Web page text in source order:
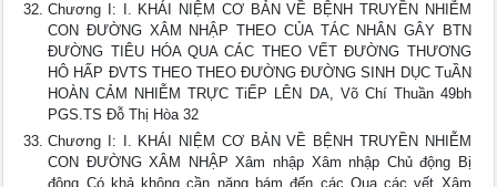
Chương I: I. KHÁI NIỆM CƠ BẢN VỀ BỆNH TRUYỀN NHIỄM
CON ĐƯỜNG XÂM NHẬP THEO CỦA TÁC NHÂN GÂY BTN
ĐƯỜNG TIÊU HÓA QUA CÁC THEO VẾT ĐƯỜNG THƯƠNG
HÔ HẤP ĐVTS THEO THEO ĐƯỜNG ĐƯỜNG SINH DỤC TuẦN
HOÀN CẢM NHIỄM TRỰC TiẾP LÊN DA, Võ Chí Thuần 49bh
PGS.TS Đỗ Thị Hòa 32
Chương I: I. KHÁI NIỆM CƠ BẢN VỀ BỆNH TRUYỀN NHIỄM
CON ĐƯỜNG XÂM NHẬP Xâm nhập Xâm nhập Chủ động Bị
động Có khả không cần năng bám đến các Qua các vết Xâm